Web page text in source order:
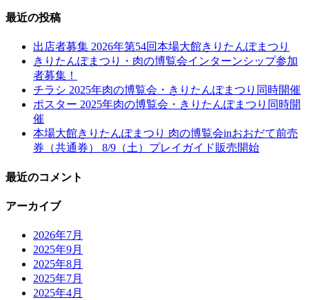
最近の投稿
出店者募集 2026年第54回本場大館きりたんぽまつり
きりたんぽまつり・肉の博覧会インターンシップ参加
者募集！
チラシ 2025年肉の博覧会・きりたんぽまつり同時開催
ポスター 2025年肉の博覧会・きりたんぽまつり同時開
催
本場大館きりたんぽまつり 肉の博覧会inおおだて前売
券（共通券） 8/9（土）プレイガイド販売開始
最近のコメント
アーカイブ
2026年7月
2025年9月
2025年8月
2025年7月
2025年4月